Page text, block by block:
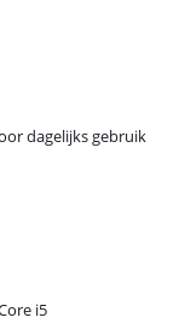
dagelijks gebruik
i5